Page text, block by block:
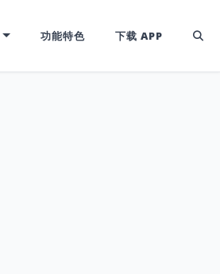
功能特色 下载 APP